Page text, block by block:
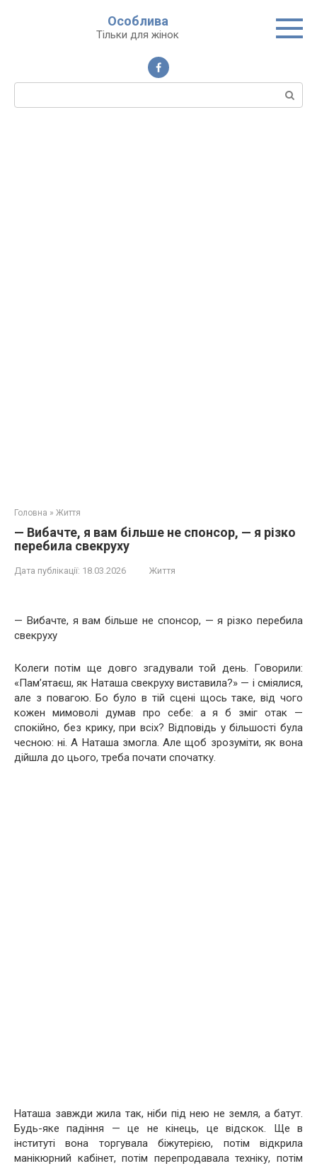
Особлива
Тільки для жінок
Пошук:
Головна » Життя
— Вибачте, я вам більше не спонсор, — я різко
перебила свекруху
Дата публікації: 18.03.2026 Життя
— Вибачте, я вам більше не спонсор, — я різко перебила
свекруху
Колеги потім ще довго згадували той день. Говорили:
«Пам’ятаєш, як Наташа свекруху виставила?» — і сміялися,
але з повагою. Бо було в тій сцені щось таке, від чого
кожен мимоволі думав про себе: а я б зміг отак —
спокійно, без крику, при всіх? Відповідь у більшості була
чесною: ні. А Наташа змогла. Але щоб зрозуміти, як вона
дійшла до цього, треба почати спочатку.
Наташа завжди жила так, ніби під нею не земля, а батут.
Будь-яке падіння — це не кінець, це відскок. Ще в
інституті вона торгувала біжутерією, потім відкрила
манікюрний кабінет, потім перепродавала техніку, потім